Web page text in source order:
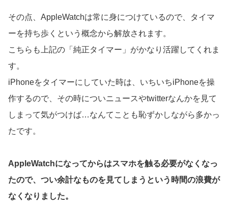
その点、AppleWatchは常に身につけているので、タイマ
ーを持ち歩くという概念から解放されます。
こちらも上記の「純正タイマー」がかなり活躍してくれま
す。
iPhoneをタイマーにしていた時は、いちいちiPhoneを操
作するので、その時についニュースやtwitterなんかを見て
しまって気がつけば…なんてことも恥ずかしながら多かっ
たです。
AppleWatchになってからはスマホを触る必要がなくなっ
たので、つい余計なものを見てしまうという時間の浪費が
なくなりました。